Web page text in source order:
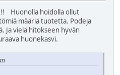
Huonolla hoidolla ollut
määriä tuotetta. Podeja
Ja vielä hitokseen hyvän
huonekasvi.